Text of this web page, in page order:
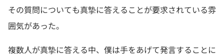
その質問についても真摯に答えることが要求されている雰
囲気があった。
複数人が真摯に答える中、僕は手をあげて発言することに